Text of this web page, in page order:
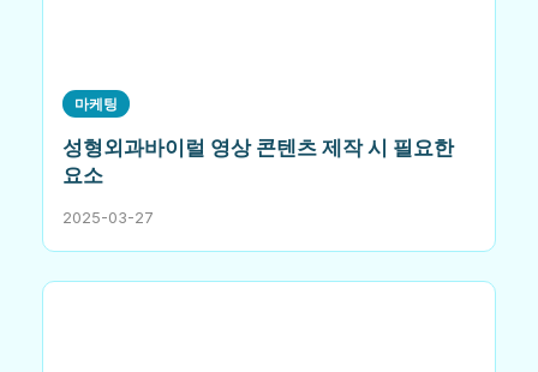
마케팅
성형외과바이럴 영상 콘텐츠 제작 시 필요한
요소
2025-03-27